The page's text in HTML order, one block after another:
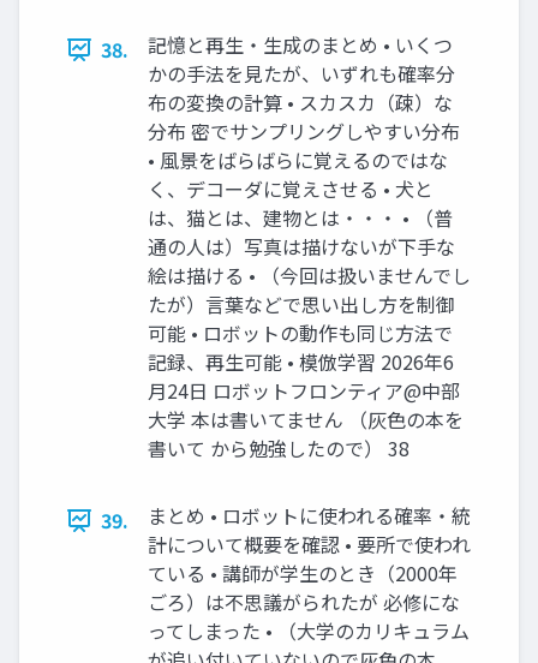
38.
記憶と再生・生成のまとめ • いくつ
かの手法を見たが、いずれも確率分
布の変換の計算 • スカスカ（疎）な
分布 密でサンプリングしやすい分布
• 風景をばらばらに覚えるのではな
く、デコーダに覚えさせる • 犬と
は、猫とは、建物とは・・・ • （普
通の人は）写真は描けないが下手な
絵は描ける • （今回は扱いませんでし
たが）言葉などで思い出し方を制御
可能 • ロボットの動作も同じ方法で
記録、再生可能 • 模倣学習 2026年6
月24日 ロボットフロンティア@中部
大学 本は書いてません （灰色の本を
書いて から勉強したので） 38
39.
まとめ • ロボットに使われる確率・統
計について概要を確認 • 要所で使われ
ている • 講師が学生のとき（2000年
ごろ）は不思議がられたが 必修にな
ってしまった • （大学のカリキュラム